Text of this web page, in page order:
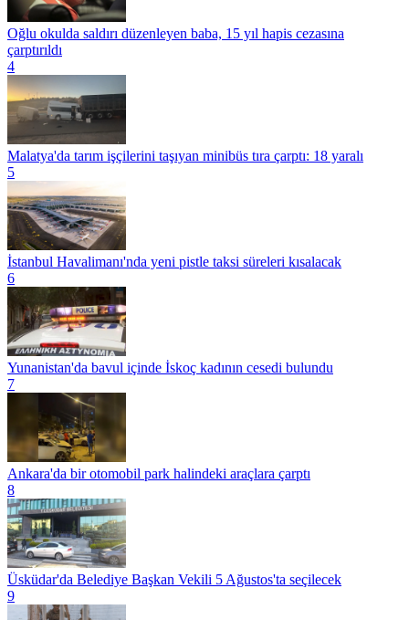
Oğlu okulda saldırı düzenleyen baba, 15 yıl hapis cezasına
çarptırıldı
4
Malatya'da tarım işçilerini taşıyan minibüs tıra çarptı: 18 yaralı
5
İstanbul Havalimanı'nda yeni pistle taksi süreleri kısalacak
6
Yunanistan'da bavul içinde İskoç kadının cesedi bulundu
7
Ankara'da bir otomobil park halindeki araçlara çarptı
8
Üsküdar'da Belediye Başkan Vekili 5 Ağustos'ta seçilecek
9